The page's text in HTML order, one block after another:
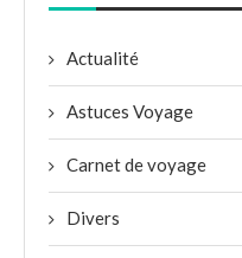
Actualité
Astuces Voyage
Carnet de voyage
Divers